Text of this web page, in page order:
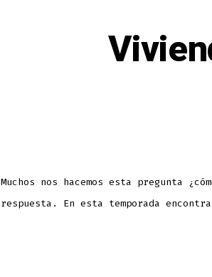
Muchos nos hacemos esta pregunta
respuesta. En esta temporada